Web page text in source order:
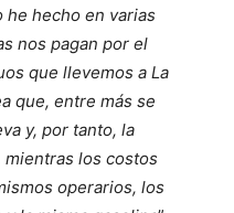
he hecho en varias
nos pagan por el
que llevemos a La
que, entre más se
y, por tanto, la
mientras los costos
operarios, los